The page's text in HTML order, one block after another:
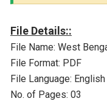
File Details::
File Name: West
File Format: PDF
File Language: English
No. of Pages: 03